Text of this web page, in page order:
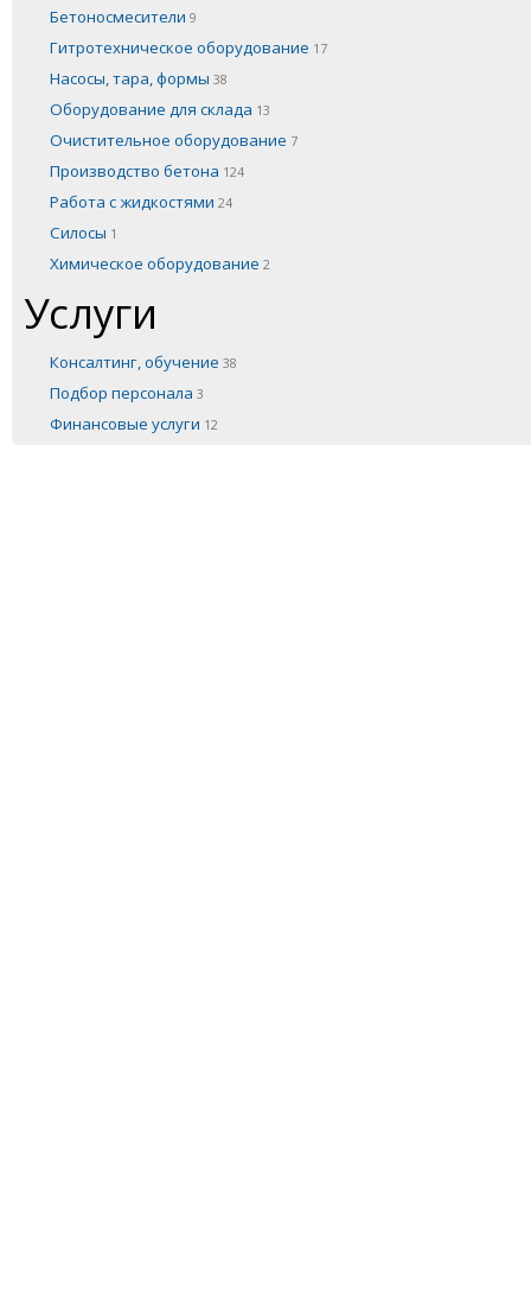
Бетоносмесители 9
Гитротехническое оборудование 17
Насосы, тара, формы 38
Оборудование для склада 13
Очистительное оборудование 7
Производство бетона 124
Работа с жидкостями 24
Силосы 1
Химическое оборудование 2
Услуги
Консалтинг, обучение 38
Подбор персонала 3
Финансовые услуги 12